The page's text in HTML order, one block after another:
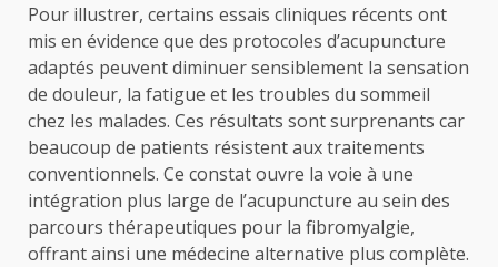
Pour illustrer, certains essais cliniques récents ont
mis en évidence que des protocoles d’acupuncture
adaptés peuvent diminuer sensiblement la sensation
de douleur, la fatigue et les troubles du sommeil
chez les malades. Ces résultats sont surprenants car
beaucoup de patients résistent aux traitements
conventionnels. Ce constat ouvre la voie à une
intégration plus large de l’acupuncture au sein des
parcours thérapeutiques pour la fibromyalgie,
offrant ainsi une médecine alternative plus complète.